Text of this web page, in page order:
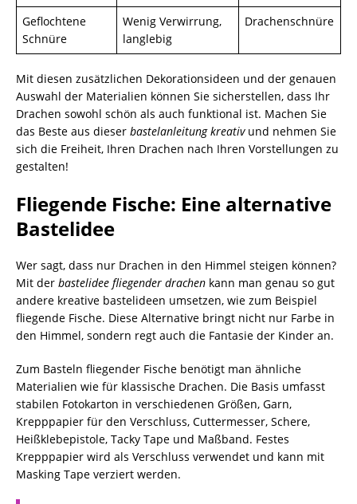
Geflochtene
Schnüre
Wenig Verwirrung,
langlebig
Drachenschnüre
Mit diesen zusätzlichen Dekorationsideen und der genauen
Auswahl der Materialien können Sie sicherstellen, dass Ihr
Drachen sowohl schön als auch funktional ist. Machen Sie
das Beste aus dieser bastelanleitung kreativund nehmen Sie
sich die Freiheit, Ihren Drachen nach Ihren Vorstellungen zu
gestalten!
Fliegende Fische: Eine alternative
Bastelidee
Wer sagt, dass nur Drachen in den Himmel steigen können?
Mit der bastelidee fliegender drachen kann man genau so gut
andere kreative bastelideen umsetzen, wie zum Beispiel
fliegende Fische. Diese Alternative bringt nicht nur Farbe in
den Himmel, sondern regt auch die Fantasie der Kinder an.
Zum Basteln fliegender Fische benötigt man ähnliche
Materialien wie für klassische Drachen. Die Basis umfasst
stabilen Fotokarton in verschiedenen Größen, Garn,
Krepppapier für den Verschluss, Cuttermesser, Schere,
Heißklebepistole, Tacky Tape und Maßband. Festes
Krepppapier wird als Verschluss verwendet und kann mit
Masking Tape verziert werden.